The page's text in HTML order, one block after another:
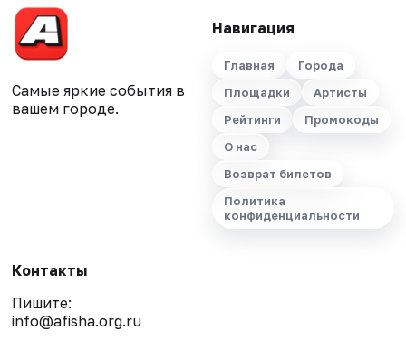
Самые яркие события в
вашем городе.
Навигация
Главная
Города
Площадки
Артисты
Рейтинги
Промокоды
О нас
Возврат билетов
Политика
конфиденциальности
Контакты
Пишите:
info@afisha.org.ru